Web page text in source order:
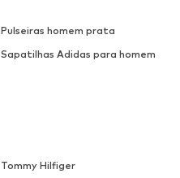
Pulseiras homem prata
Sapatilhas Adidas para homem
Tommy Hilfiger